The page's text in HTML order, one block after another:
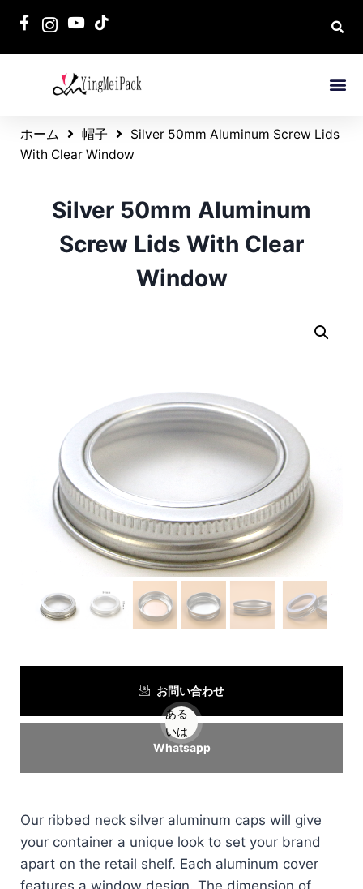
ホーム 帽子
Silver 50mm Aluminum Screw Lids
With Clear Window
Silver 50mm Aluminum
Screw Lids With Clear
Window
お問い合わせ
ある
いは
Whatsapp
Our ribbed neck silver aluminum caps will give
your container a unique look to set your brand
apart on the retail shelf. Each aluminum cover
features a window design. The dimension of